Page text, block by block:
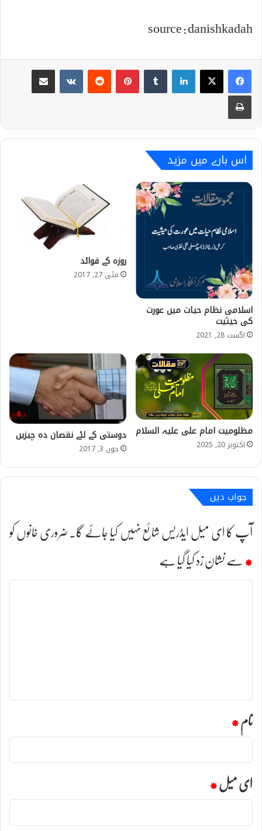
source : danishkadah
اس بارے میں مزید
اسلامی نظام حیات میں عورت
کی حیثیت
اگست 28, 2021
روزہ کے فوائد
مئی 27, 2017
مظلومیت امام علی علیہ السلام
اکتوبر 20, 2025
دوستی کے لئے نقصان دہ چیزیں
جون 3, 2017
جواب دیں
آپ کا ای میل ایڈریس شائع نہیں کیا جائے گا۔ضروری خانوں کو
*سے نشان زد کیا گیا ہے
ت
نام*
ای میل*